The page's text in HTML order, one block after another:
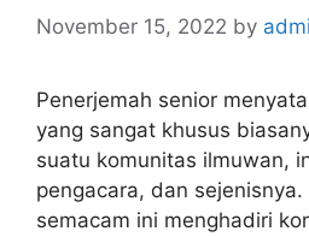
November 15, 2022 by
Penerjemah senior
yang sangat khusus
suatu komunitas ilmuwan,
pengacara, dan sejenisnya.
semacam ini menghadiri